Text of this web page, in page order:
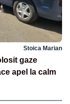
Stoica Marian
gaze
apel la calm